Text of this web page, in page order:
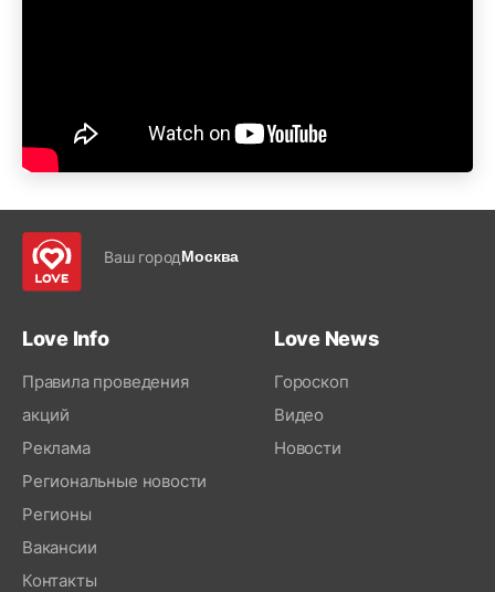
Ваш городМосква
Love Info
Правила проведения
акций
Реклама
Региональные новости
Регионы
Вакансии
Контакты
Love News
Гороскоп
Видео
Новости